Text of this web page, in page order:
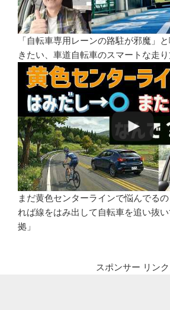
「自転車専用レーンの路駐が邪魔」
きたい、車道自転車のスマートな走
まだ黄色センターラインで悩んでる
れば線をはみ出して自転車を追い抜
拠」
スポンサー リンク